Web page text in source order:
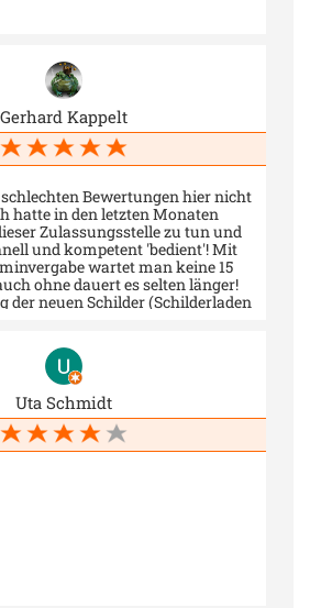
Gerhard Kappelt
Bewertungen hier nicht
hatte in den letzten Monaten
Zulassungsstelle zu tun und
und kompetent 'bedient'! Mit
wartet man keine 15
ohne dauert es selten länger!
der neuen Schilder (Schilderladen
als die volle Punktzahl! IT-
dort bisher noch nicht miterlebt.
wenn man seinen eigenen Tag
Kfz-Zulassung geplant hat, aber
die Schuld der dortigen stets sehr
und zu mir auch immer sehr
Uta Schmidt